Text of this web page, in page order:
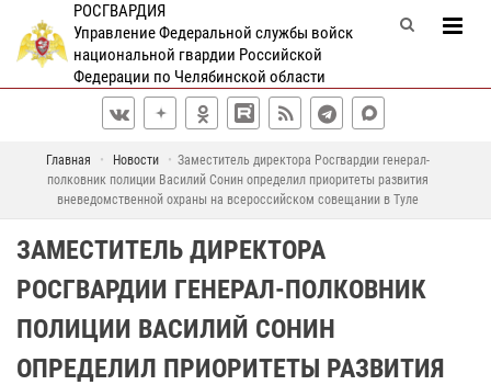
РОСГВАРДИЯ
Управление Федеральной службы войск
национальной гвардии Российской
Федерации по Челябинской области
Главная Новости
Заместитель директора Росгвардии генерал-
полковник полиции Василий Сонин определил приоритеты развития
вневедомственной охраны на всероссийском совещании в Туле
ЗАМЕСТИТЕЛЬ ДИРЕКТОРА
РОСГВАРДИИ ГЕНЕРАЛ-ПОЛКОВНИК
ПОЛИЦИИ ВАСИЛИЙ СОНИН
ОПРЕДЕЛИЛ ПРИОРИТЕТЫ РАЗВИТИЯ